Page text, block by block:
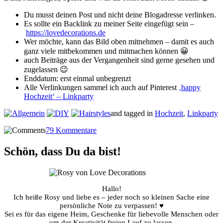
Du musst deinen Post und nicht deine Blogadresse verlinken.
Es sollte ein Backlink zu meiner Seite eingefügt sein –
https://lovedecorations.de
Wer möchte, kann das Bild oben mitnehmen – damit es auch
ganz viele mitbekommen und mitmachen können 😀
auch Beiträge aus der Vergangenheit sind gerne gesehen und
zugelassen 😉
Enddatum: erst einmal unbegrenzt
Alle Verlinkungen sammel ich auch auf Pinterest ‚happy
Hochzeit‘ – Linkparty
and tagged in Hochzeit, Linkparty
79 Kommentare
Schön, dass Du da bist!
Hallo!
Ich heiße Rosy und liebe es – jeder noch so kleinen Sache eine
persönliche Note zu verpassen! ♥
Sei es für das eigene Heim, Geschenke für liebevolle Menschen oder